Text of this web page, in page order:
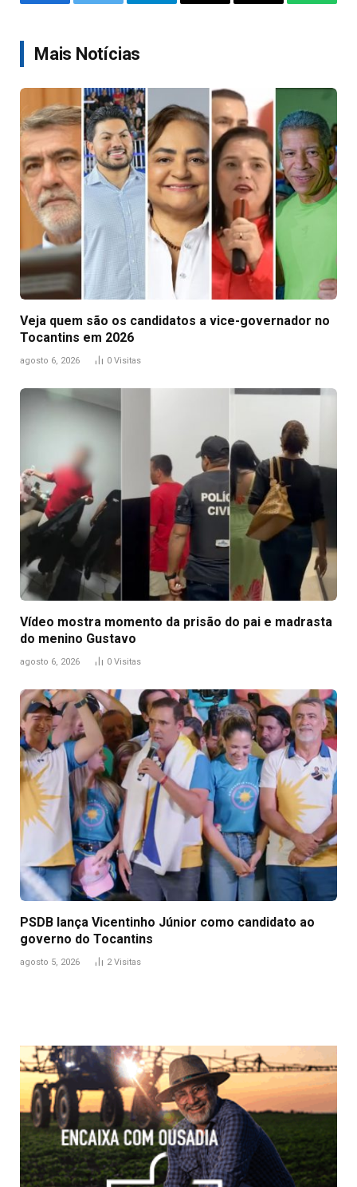
Mais Notícias
Veja quem são os candidatos a vice-governador no
Tocantins em 2026
agosto 6, 2026 0 Visitas
Vídeo mostra momento da prisão do pai e madrasta
do menino Gustavo
agosto 6, 2026 0 Visitas
PSDB lança Vicentinho Júnior como candidato ao
governo do Tocantins
agosto 5, 2026 2Visitas